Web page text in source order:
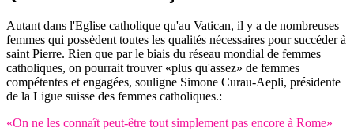
Autant dans l'Eglise catholique qu'au Vatican, il y a de nombreuses
femmes qui possèdent toutes les qualités nécessaires pour succéder à
saint Pierre. Rien que par le biais du réseau mondial de femmes
catholiques, on pourrait trouver «plus qu'assez» de femmes
compétentes et engagées, souligne Simone Curau-Aepli, présidente
de la Ligue suisse des femmes catholiques.:
«On ne les connaît peut-être tout simplement pas encore à Rome»